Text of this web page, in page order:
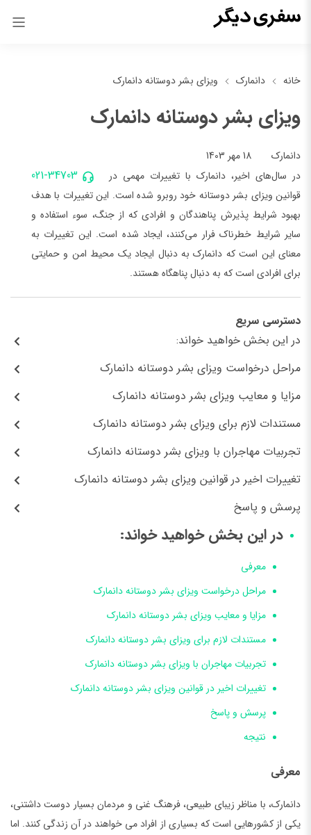
خانه دانمارک ویزای بشر دوستانه دانمارک
ویزای بشر دوستانه دانمارک
دانمارک 18 مهر 1403
021-34703
در سال‌های اخیر، دانمارک با تغییرات مهمی در
قوانین ویزای بشر دوستانه خود روبرو شده است. این تغییرات با هدف
بهبود شرایط پذیرش پناهندگان و افرادی که از جنگ، سوء استفاده و
سایر شرایط خطرناک فرار می‌کنند، ایجاد شده است. این تغییرات به
معنای این است که دانمارک به دنبال ایجاد یک محیط امن و حمایتی
برای افرادی است که به دنبال پناهگاه هستند.
دسترسی سریع
در این بخش خواهید خواند:
مراحل درخواست ویزای بشر دوستانه دانمارک
مزایا و معایب ویزای بشر دوستانه دانمارک
مستندات لازم برای ویزای بشر دوستانه دانمارک
تجربیات مهاجران با ویزای بشر دوستانه دانمارک
تغییرات اخیر در قوانین ویزای بشر دوستانه دانمارک
پرسش و پاسخ
در این بخش خواهید خواند:
معرفی
مراحل درخواست ویزای بشر دوستانه دانمارک
مزایا و معایب ویزای بشر دوستانه دانمارک
مستندات لازم برای ویزای بشر دوستانه دانمارک
تجربیات مهاجران با ویزای بشر دوستانه دانمارک
تغییرات اخیر در قوانین ویزای بشر دوستانه دانمارک
پرسش و پاسخ
نتیجه
معرفی
دانمارک، با مناظر زیبای طبیعی، فرهنگ غنی و مردمان بسیار دوست داشتنی،
یکی از کشورهایی است که بسیاری از افراد می خواهند در آن زندگی کنند. اما